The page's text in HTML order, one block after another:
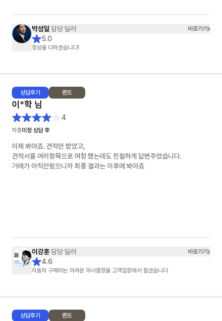
박성일 담당 딜러 바로가기
5.0
정성을 다하겠습니다!
상담후기 렌트
이*학 님
4
차종미정 상담 후
이제 봐야죠. 견적만 받았고,
견적서를 여러항목으로 여청 했는데도 친절하게 답변주었습니다.
거래가 아직안됬으니까 최종 결과는 이후에 봐야죠
이강훈 담당 딜러 바로가기
4.6
자동차 구매라는 어려운 의사결정을 고객입장에서 돕겠습니다
상담후기 렌트